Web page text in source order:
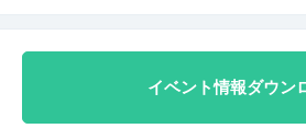
イベント情報ダウン